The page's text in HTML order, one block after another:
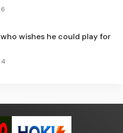
6
wishes he could play for
4